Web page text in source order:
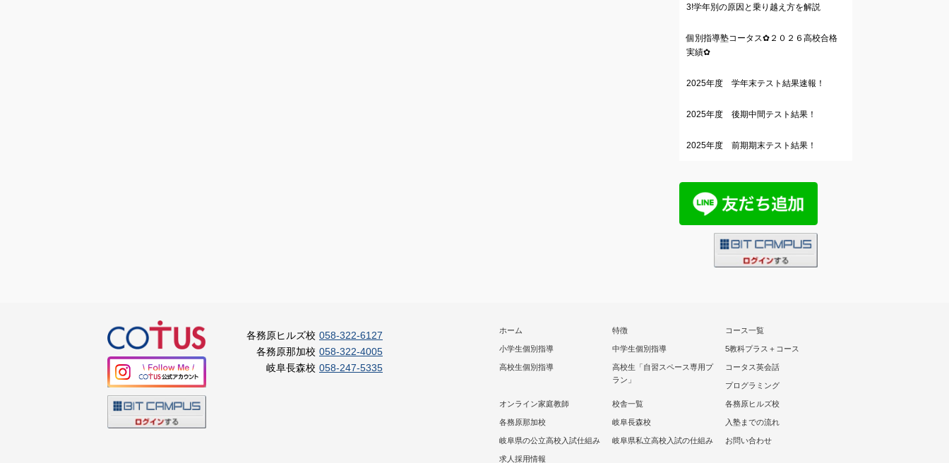
3!学年別の原因と乗り越え方を解説
個別指導塾コータス✿２０２６高校合格
実績✿
2025年度 学年末テスト結果速報！
2025年度 後期中間テスト結果！
2025年度 前期期末テスト結果！
各務原ヒルズ校 058-322-6127
各務原那加校 058-322-4005
岐阜長森校 058-247-5335
ホーム 特徴 コース一覧
小学生個別指導 中学生個別指導 5教科プラス＋コース
高校生個別指導
高校生「自習スペース専用プ
ラン」
コータス英会話
プログラミング
オンライン家庭教師 校舎一覧 各務原ヒルズ校
各務原那加校 岐阜長森校 入塾までの流れ
岐阜県の公立高校入試仕組み 岐阜県私立高校入試の仕組み お問い合わせ
求人採用情報